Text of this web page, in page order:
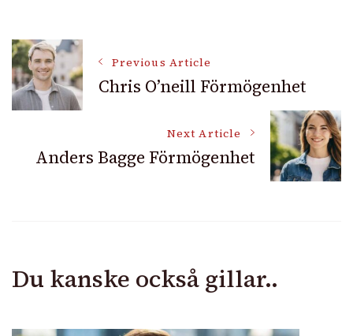
Post
Navigation
Previous Article
Chris O’neill Förmögenhet
Next Article
Anders Bagge Förmögenhet
Du kanske också gillar..